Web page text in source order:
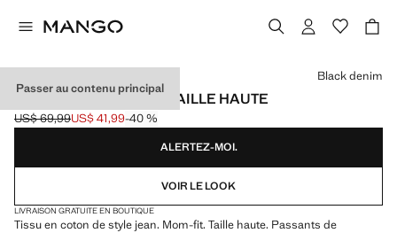
Passer au contenu principal
JEAN MOM2000 MOM TAILLE HAUTE
Prix initial barré [US$ 69,99 ]
US$ 69,99
Prix actuel [US$ 41,99 ]
US$ 41,99-40 %
Choisissez une couleur
Black denim
ALERTEZ-MOI.
VOIR LE LOOK
LIVRAISON GRATUITE EN BOUTIQUE
Tissu en coton de style jean. Mom-fit. Taille haute. Passants de